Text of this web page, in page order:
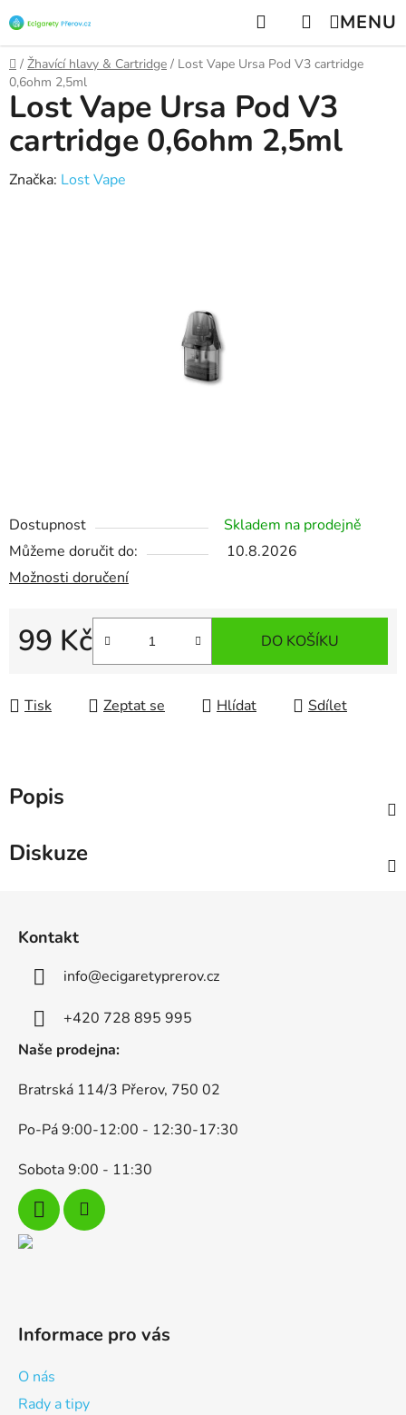
na
obsah
Hledat NÁKUPNÍ
KOŠÍK
Domů
/ Žhavící hlavy & Cartridge / Lost Vape Ursa Pod V3 cartridge
0,6ohm 2,5ml
Dostupnost
Skladem na prodejně
Můžeme doručit do:
10.8.2026
Možnosti doručení
99 Kč
Měrná cena:
DO KOŠÍKU
Tisk Zeptat se Hlídat Sdílet
Lost Vape Ursa Pod V3
cartridge 0,6ohm 2,5ml
Značka: Lost Vape
Popis
Diskuze
Kontakt
info@ecigaretyprerov.cz
+420 728 895 995
Naše prodejna:
Bratrská 114/3 Přerov, 750 02
Po-Pá 9:00-12:00 - 12:30-17:30
Sobota 9:00 - 11:30
Informace pro vás
O nás
Rady a tipy